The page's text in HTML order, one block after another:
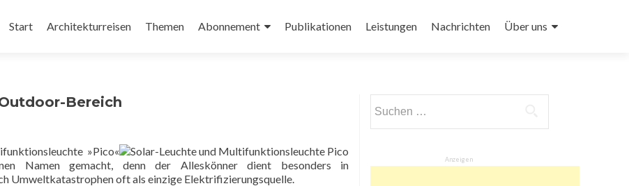
Inhalt
Start Architekturreisen Themen Abonnement Publikationen Leistungen Nachrichten Über uns
Bereich
»Pico«
Namen gemacht, denn der Alleskönner dient besonders in
Umweltkatastrophen oft als einzige Elektrifizierungsquelle.
nach:
Anzeigen